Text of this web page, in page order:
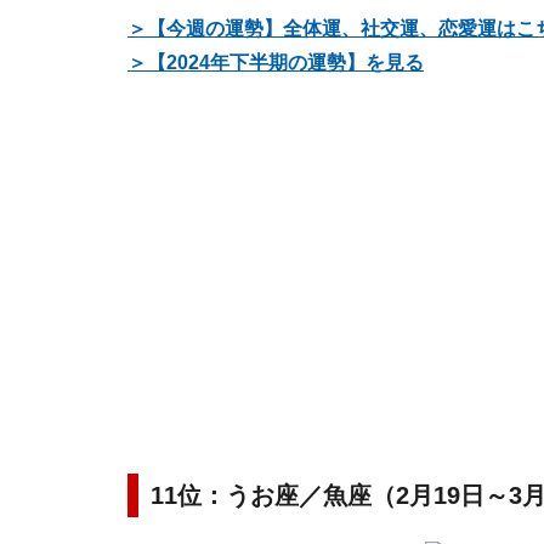
＞【今週の運勢】全体運、社交運、恋愛運はこ
＞【2024年下半期の運勢】を見る
11位：うお座／魚座（2月19日～3